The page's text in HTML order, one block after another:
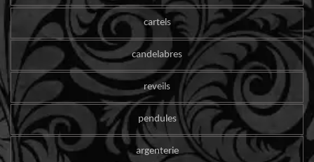
cartels
candelabres
reveils
pendules
argenterie